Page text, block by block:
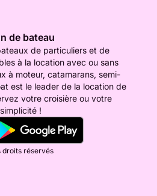
de bateau
de particuliers et de
à la location avec ou sans
à moteur, catamarans, semi-
est le leader de la location de
votre croisière ou votre
!
droits réservés